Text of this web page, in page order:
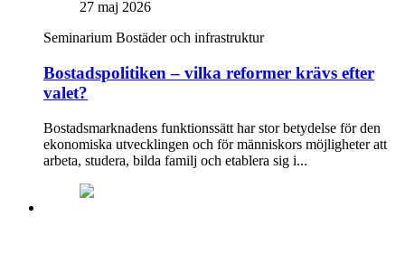
27 maj 2026
Seminarium Bostäder och infrastruktur
Bostadspolitiken – vilka reformer krävs efter
valet?
Bostadsmarknadens funktionssätt har stor betydelse för den
ekonomiska utvecklingen och för människors möjligheter att
arbeta, studera, bilda familj och etablera sig i...